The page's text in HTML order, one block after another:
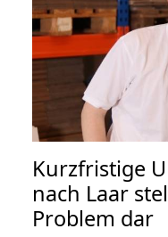
Kurzfristige
nach Laar
Problem dar